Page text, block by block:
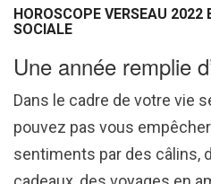
HOROSCOPE VERSEAU 2022
SOCIALE
Une année remplie
Dans le cadre de votre vie
pouvez pas vous
sentiments par des câlins,